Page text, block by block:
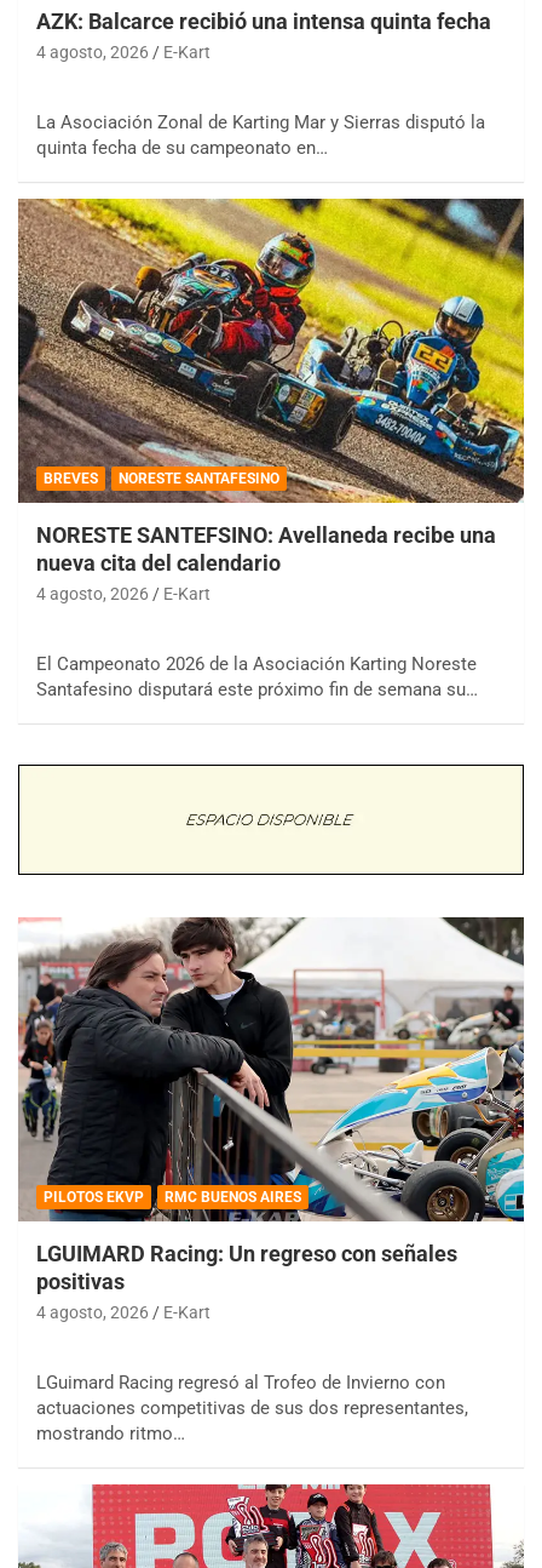
AZK: Balcarce recibió una intensa quinta fecha
4 agosto, 2026 E-Kart
La Asociación Zonal de Karting Mar y Sierras disputó la
quinta fecha de su campeonato en…
BREVES NORESTE SANTAFESINO
NORESTE SANTEFSINO: Avellaneda recibe una
nueva cita del calendario
4 agosto, 2026 E-Kart
El Campeonato 2026 de la Asociación Karting Noreste
Santafesino disputará este próximo fin de semana su…
PILOTOS EKVP RMC BUENOS AIRES
LGUIMARD Racing: Un regreso con señales
positivas
4 agosto, 2026 E-Kart
LGuimard Racing regresó al Trofeo de Invierno con
actuaciones competitivas de sus dos representantes,
mostrando ritmo…